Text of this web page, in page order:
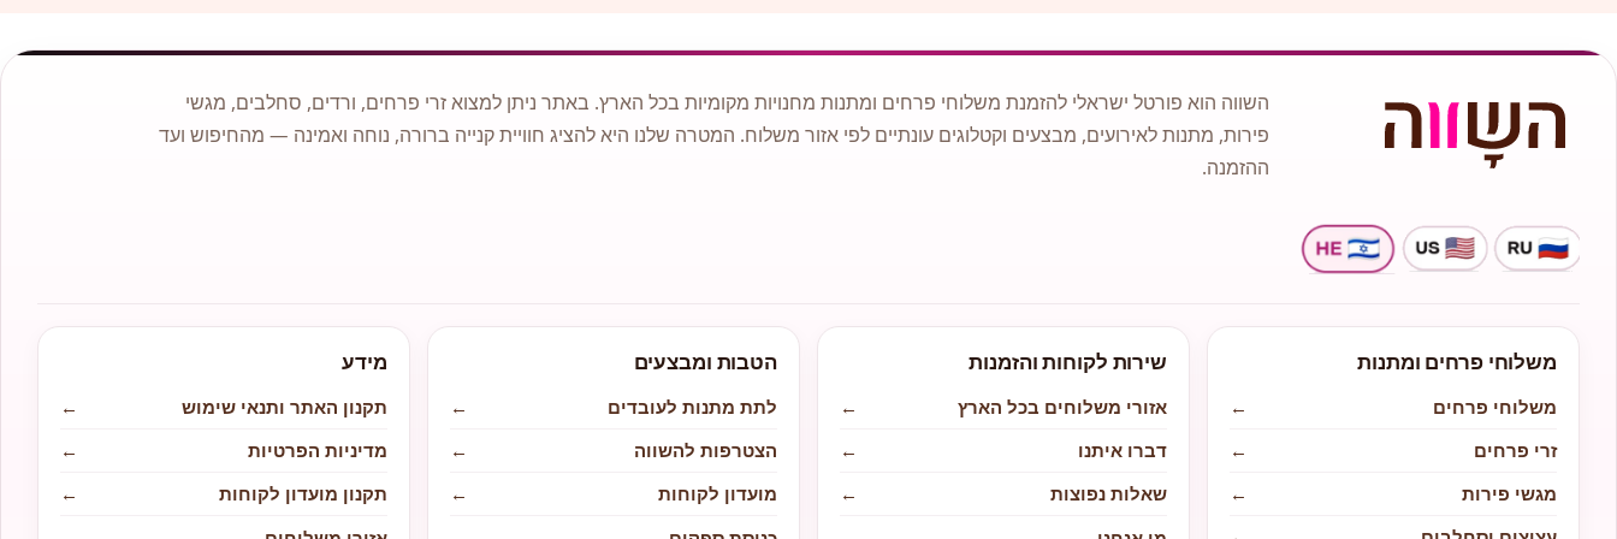
השווה הוא פורטל ישראלי להזמנת משלוחי פרחים ומתנות מחנויות מקומיות בכל הארץ. באתר ניתן למצוא זרי פרחים, ורדים, סחלבים, מגשי
פירות, מתנות לאירועים, מבצעים וקטלוגים עונתיים לפי אזור משלוח. המטרה שלנו היא להציג חוויית קנייה ברורה, נוחה ואמינה — מהחיפוש ועד
ההזמנה.
משלוחי פרחים ומתנות
משלוחי פרחים
←
זרי פרחים
←
מגשי פירות
←
שירות לקוחות והזמנות
אזורי משלוחים בכל הארץ
←
דברו איתנו
←
שאלות נפוצות
←
הטבות ומבצעים
לתת מתנות לעובדים
←
הצטרפות להשווה
←
מועדון לקוחות
←
מידע
תקנון האתר ותנאי שימוש
←
מדיניות הפרטיות
←
תקנון מועדון לקוחות
←